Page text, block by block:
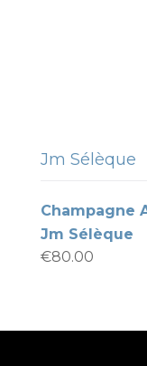
Jm Sélèque
Champagne
Jm Sélèque
€80.00